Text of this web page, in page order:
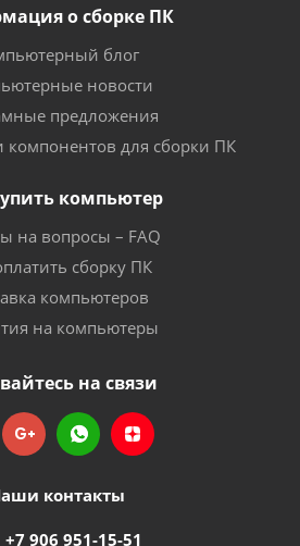
о сборке ПК
блог
новости
предложения
компонентов для сборки ПК
компьютер
на вопросы – FAQ
сборку ПК
компьютеров
на компьютеры
на связи
контакты
+7 906 951-15-51